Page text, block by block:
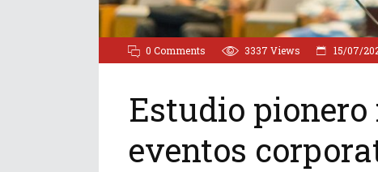
0 Comments 3337 Views 15/07/
Estudio
eventos